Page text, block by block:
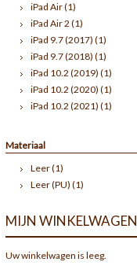
iPad Air(1)
iPad Air 2 (1)
iPad 9.7 (2017) (1)
iPad 9.7 (2018) (1)
iPad 10.2 (2019) (1)
iPad 10.2 (2020) (1)
iPad 10.2 (2021) (1)
Materiaal
Leer(1)
Leer (PU) (1)
MIJN WINKELWAGEN
Uw winkelwagen is leeg.